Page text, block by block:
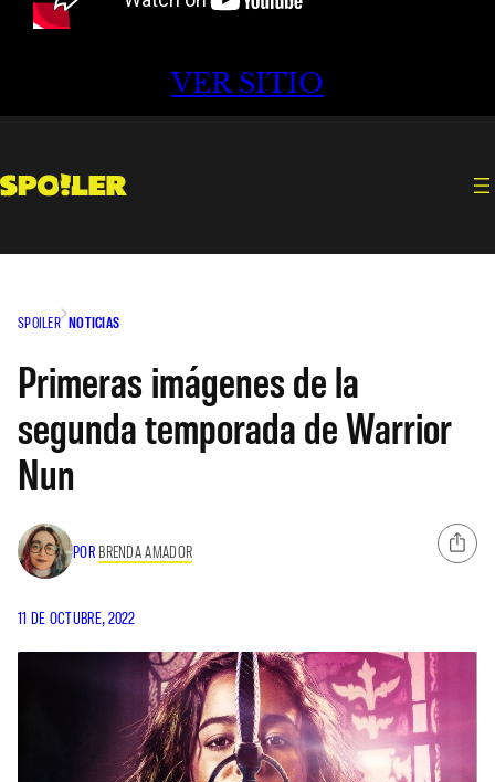
VER SITIO
SPOILER NOTICIAS
Primeras imágenes de la
segunda temporada de Warrior
Nun
POR BRENDA AMADOR
11 DE OCTUBRE, 2022